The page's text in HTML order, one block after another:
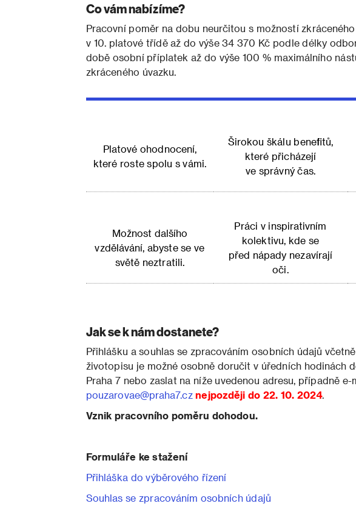
Co vám nabízíme?
Pracovní poměr na dobu neurčitou s možností
v 10. platové třídě až do výše 34 370 Kč podle délky
době osobní příplatek až do výše 100 % maximálního
zkráceného úvazku.
Platové ohodnocení,
které roste spolu s vámi.
Širokou škálu benefitů,
které přicházejí
ve správný čas.
Možnost dalšího
vzdělávání, abyste se ve
světě neztratili.
Práci v inspirativním
kolektivu, kde se
před nápady nezavírají
oči.
Jak se k nám dostanete?
Přihlášku a souhlas se zpracováním osobních údajů
životopisu je možné osobně doručit v úředních hodinách
Praha 7 nebo zaslat na níže uvedenou adresu, případně e-
pouzarovae@praha7.cz nejpozději do 22. 10. 2024.
Vznik pracovního poměru dohodou.
Formuláře ke stažení
Přihláška do výběrového řízení
Souhlas se zpracováním osobních údajů